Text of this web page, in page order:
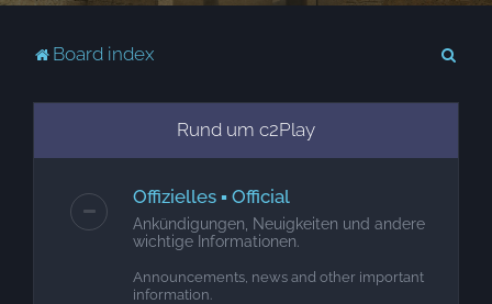
Board index
Rund um c2Play
Offizielles ▪ Official
Ankündigungen, Neuigkeiten und andere
wichtige Informationen.
Announcements, news and other important
information.